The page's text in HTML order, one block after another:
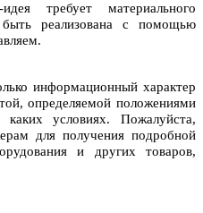
требует материального
реализована с помощью
информационный характер
определяемой положениями
условиях. Пожалуйста,
для получения подробной
и других товаров,